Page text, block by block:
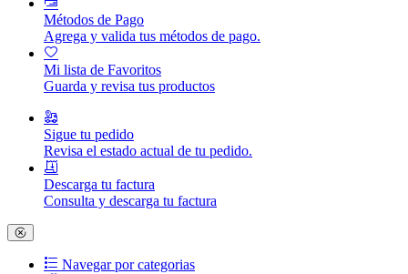
Métodos de Pago
Agrega y valida tus métodos de pago.
Mi lista de Favoritos
Guarda y revisa tus productos
Sigue tu pedido
Revisa el estado actual de tu pedido.
Descarga tu factura
Consulta y descarga tu factura
Navegar por categorias